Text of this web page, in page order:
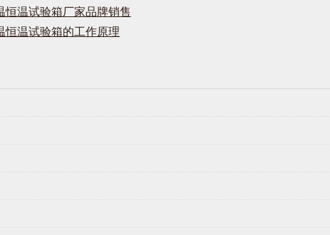
恒温试验箱厂家品牌销售
恒温试验箱的工作原理